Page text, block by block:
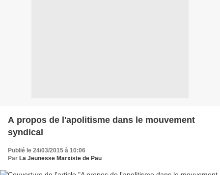
A propos de l'apolitisme dans le mouvement
syndical
Publié le 24/03/2015 à 10:06
Par La Jeunesse Marxiste de Pau